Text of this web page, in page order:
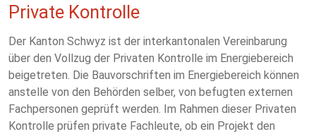
Private Kontrolle
Der Kanton Schwyz ist der interkantonalen Vereinbarung
über den Vollzug der Privaten Kontrolle im Energiebereich
beigetreten. Die Bauvorschriften im Energiebereich können
anstelle von den Behörden selber, von befugten externen
Fachpersonen geprüft werden. Im Rahmen dieser Privaten
Kontrolle prüfen private Fachleute, ob ein Projekt den